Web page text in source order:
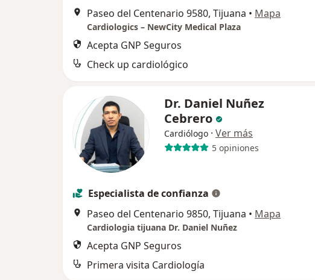
Paseo del Centenario 9580, Tijuana • Mapa
Cardiologics – NewCity Medical Plaza
Acepta GNP Seguros
Check up cardiológico
Dr. Daniel Nuñez
Cebrero
Cardiólogo · Ver más
5 opiniones
Especialista de confianza
Paseo del Centenario 9850, Tijuana • Mapa
Cardiologia tijuana Dr. Daniel Nuñez
Acepta GNP Seguros
Primera visita Cardiología